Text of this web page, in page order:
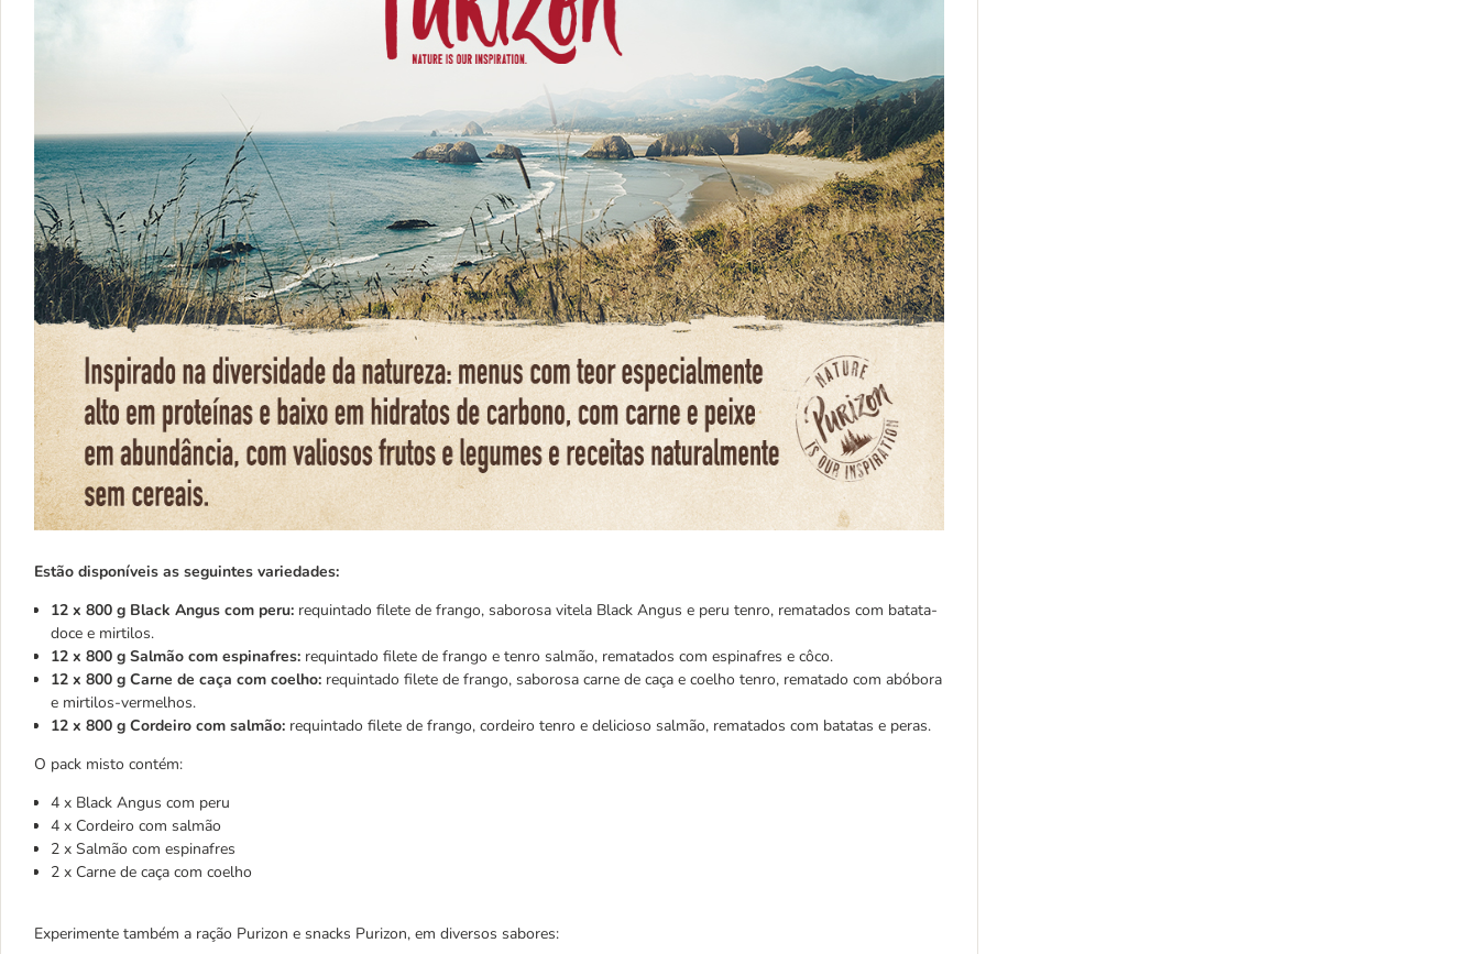
Estão disponíveis as seguintes variedades:
12 x 800 g Black Angus com peru: requintado filete de frango, saborosa vitela Black Angus e peru tenro, rematados com batata-
doce e mirtilos.
12 x 800 g Salmão com espinafres: requintado filete de frango e tenro salmão, rematados com espinafres e côco.
12 x 800 g Carne de caça com coelho: requintado filete de frango, saborosa carne de caça e coelho tenro, rematado com abóbora
e mirtilos-vermelhos.
12 x 800 g Cordeiro com salmão: requintado filete de frango, cordeiro tenro e delicioso salmão, rematados com batatas e peras.
O pack misto contém:
4 x Black Angus com peru
4 x Cordeiro com salmão
2 x Salmão com espinafres
2 x Carne de caça com coelho
Experimente também a ração Purizon e snacks Purizon, em diversos sabores: